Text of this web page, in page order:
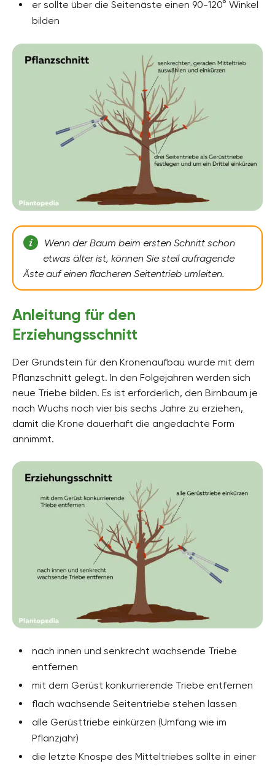
er sollte über die Seitenäste einen 90-120° Winkel
bilden
Wenn der Baum beim ersten Schnitt schon
etwas älter ist, können Sie steil aufragende
Äste auf einen flacheren Seitentrieb umleiten.
Anleitung für den
Erziehungsschnitt
Der Grundstein für den Kronenaufbau wurde mit dem
Pflanzschnitt gelegt. In den Folgejahren werden sich
neue Triebe bilden. Es ist erforderlich, den Birnbaum je
nach Wuchs noch vier bis sechs Jahre zu erziehen,
damit die Krone dauerhaft die angedachte Form
annimmt.
nach innen und senkrecht wachsende Triebe
entfernen
mit dem Gerüst konkurrierende Triebe entfernen
flach wachsende Seitentriebe stehen lassen
alle Gerüsttriebe einkürzen (Umfang wie im
Pflanzjahr)
die letzte Knospe des Mitteltriebes sollte in einer